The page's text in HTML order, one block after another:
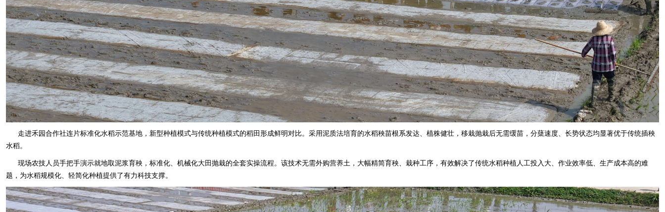
走进禾园合作社连片标准化水稻示范基地，新型种植模式与传统种植模式的稻田形成鲜明对比。采用泥质法培育的水稻秧苗根系发达、植株健壮，移栽抛栽后无需缓苗，分蘖速度、长势状态均显著优于传统插秧
水稻。
现场农技人员手把手演示就地取泥浆育秧，标准化、机械化大田抛栽的全套实操流程。该技术无需外购营养土，大幅精简育秧、栽种工序，有效解决了传统水稻种植人工投入大、作业效率低、生产成本高的难
题，为水稻规模化、轻简化种植提供了有力科技支撑。